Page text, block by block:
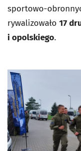
sportowo-
rywalizowało 17
i opolskiego.